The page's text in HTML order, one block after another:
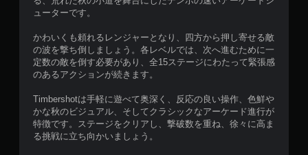
ューターです。
かわいくも頼れるレンジャーとなり、四方から押し寄せる敵
の波を撃ち倒しましょう。各レベルでは、次へ進むために一
定数の敵を倒す必要があり、全15ステージにわたって緊張感
のあるアクションが続きます。
Timbershotは手軽に遊べて奥深く、反応の良い操作、色鮮や
かな秋のビジュアル、そしてクラシックなアーケード進行が
特徴です。ステージをクリアし、撃破数を重ね、徐々に高ま
る挑戦に立ち向かいましょう。